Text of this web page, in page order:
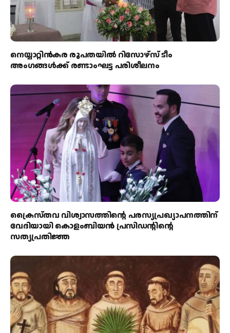
നെയ്യാറ്റിൻകര രൂപതയിൽ റിസോഴ്സ് ടീം
അംഗങ്ങൾക്ക് രണ്ടാംഘട്ട പരിശീലനം
ക്രൈസ്തവ വിശ്വാസത്തിന്റെ പരസ്യപ്രഖ്യാപനത്തിന്
വേദിയായി കൊളംബിയൻ പ്രസിഡന്റിന്റെ
സത്യപ്രതിജ്ഞ